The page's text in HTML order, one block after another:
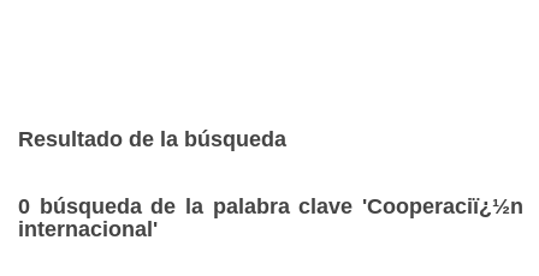
Resultado de la búsqueda
0 búsqueda de la palabra clave 'Cooperaciï¿½n
internacional'